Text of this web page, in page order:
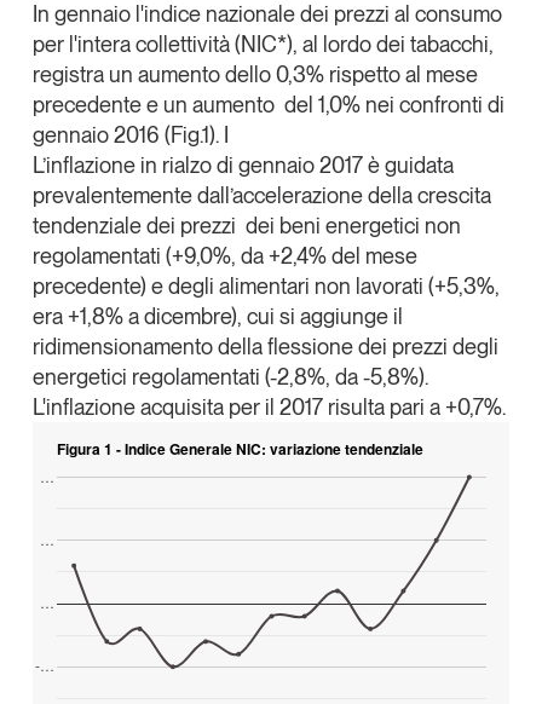
Comunicati stampa
Video
Podcast
Eventi e formazione
Tutti gli appuntamenti
Chi siamo
Newsletter
Contatti
Tendenze Journal
Linkedin
Copia Link
In gennaio l'indice nazionale dei prezzi al consumo
per l'intera collettività (NIC*), al lordo dei tabacchi,
registra un aumento dello 0,3% rispetto al mese
precedente e un aumento del 1,0% nei confronti di
gennaio 2016 (Fig.1). I
L’inflazione in rialzo di gennaio 2017 è guidata
prevalentemente dall’accelerazione della crescita
tendenziale dei prezzi dei beni energetici non
regolamentati (+9,0%, da +2,4% del mese
precedente) e degli alimentari non lavorati (+5,3%,
era +1,8% a dicembre), cui si aggiunge il
ridimensionamento della flessione dei prezzi degli
energetici regolamentati (-2,8%, da -5,8%).
L'inflazione acquisita per il 2017 risulta pari a +0,7%.
Figura 1 - Indice Generale NIC: variazione tendenziale
-…
…
…
…